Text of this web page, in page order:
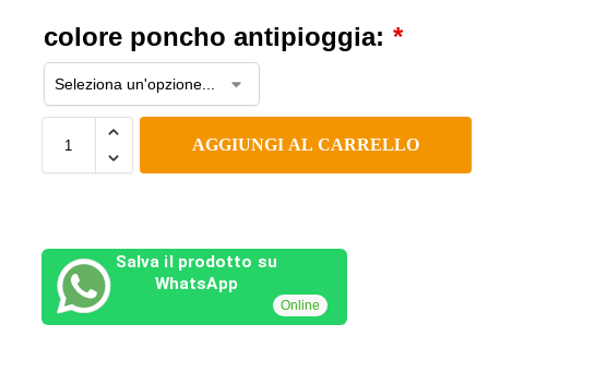
colore poncho antipioggia: *
AGGIUNGI AL CARRELLO
Salva il prodotto su
WhatsApp
Online